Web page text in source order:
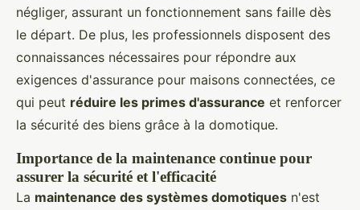
négliger, assurant un fonctionnement sans faille dès
le départ. De plus, les professionnels disposent des
connaissances nécessaires pour répondre aux
exigences d'assurance pour maisons connectées, ce
qui peut réduire les primes d'assurance et renforcer
la sécurité des biens grâce à la domotique.
Importance de la maintenance continue pour
assurer la sécurité et l'efficacité
La maintenance des systèmes domotiques n'est